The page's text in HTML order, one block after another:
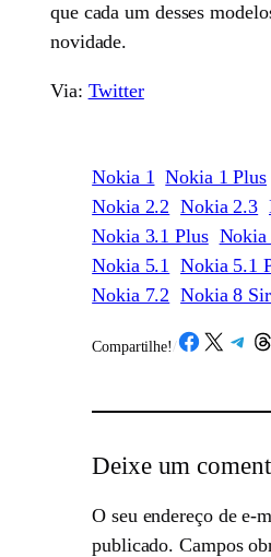
que cada um desses
novidade.
Via: Twitter
Nokia 1 Nokia 1 Plus
Nokia 2.2 Nokia 2.3
Nokia 3.1 Plus Nokia
Nokia 5.1
Nokia 5.1
Nokia 7.2 Nokia 8
Compartilhe!/Share on Facebook
Share on X Share on
Deixe um
O seu endereço de e-
publicado. Campos